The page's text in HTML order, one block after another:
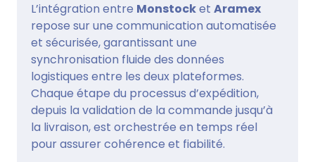
L’intégration entre Monstocket Aramex
repose sur une communication automatisée
et sécurisée, garantissant une
synchronisation fluide des données
logistiques entre les deux plateformes.
Chaque étape du processus d’expédition,
depuis la validation de la commande jusqu’à
la livraison, est orchestrée en temps réel
pour assurer cohérence et fiabilité.